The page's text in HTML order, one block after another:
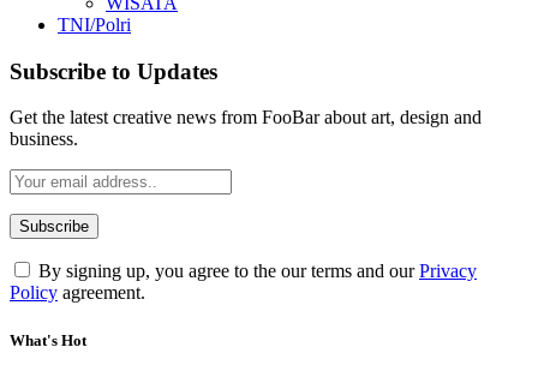
TNI/Polri
Subscribe to Updates
Get the latest creative news from FooBar about art, design and
business.
By signing up, you agree to the our terms and ourPrivacy
Policy agreement.
What's Hot